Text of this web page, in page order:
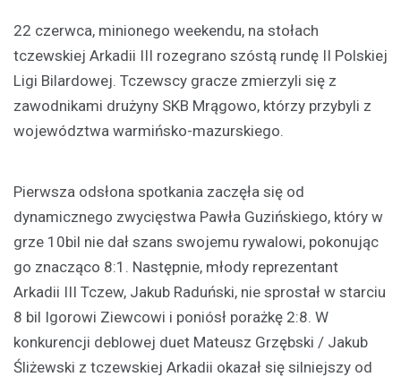
22 czerwca, minionego weekendu, na stołach
tczewskiej Arkadii III rozegrano szóstą rundę II Polskiej
Ligi Bilardowej. Tczewscy gracze zmierzyli się z
zawodnikami drużyny SKB Mrągowo, którzy przybyli z
województwa warmińsko-mazurskiego.
Pierwsza odsłona spotkania zaczęła się od
dynamicznego zwycięstwa Pawła Guzińskiego, który w
grze 10bil nie dał szans swojemu rywalowi, pokonując
go znacząco 8:1. Następnie, młody reprezentant
Arkadii III Tczew, Jakub Raduński, nie sprostał w starciu
8 bil Igorowi Ziewcowi i poniósł porażkę 2:8. W
konkurencji deblowej duet Mateusz Grzębski / Jakub
Śliżewski z tczewskiej Arkadii okazał się silniejszy od